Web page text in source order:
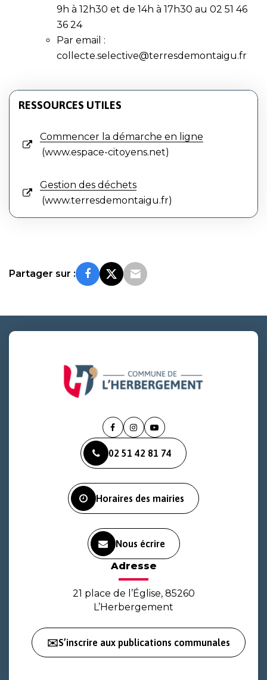
9h à 12h30 et de 14h à 17h30 au 02 51 46
36 24
Par email :
collecte.selective@terresdemontaigu.fr
RESSOURCES UTILES
Commencer la démarche en ligne
www.espace-citoyens.net
Gestion des déchets
www.terresdemontaigu.fr
Partager sur :
Lien
le
compte
Lien
le
compte
Lien
la
chaîne
02 51 42 81 74
Horaires des mairies
Nous écrire
Adresse
21 place de l’Église, 85260
L’Herbergement
✉️S’inscrire aux publications communales